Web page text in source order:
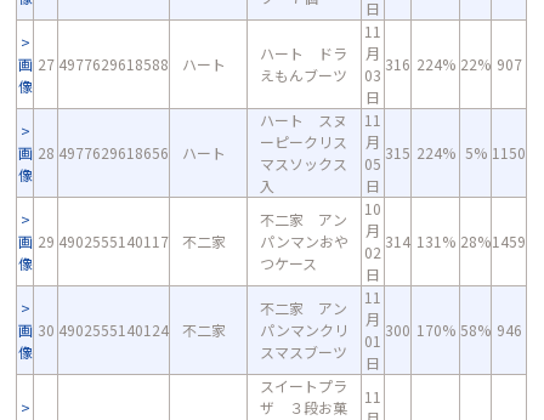
日
画
像
27 4977629618588 ハート
ハート ドラ
えもんブーツ
11
月
03
日
316 224% 22% 907
画
像
28 4977629618656 ハート
ハート スヌ
ーピークリス
マスソックス
入
11
月
05
日
315 224% 5% 1150
画
像
29 4902555140117 不二家
不二家 アン
パンマンおや
つケース
10
月
02
日
314 131% 28%1459
画
像
30 4902555140124 不二家
不二家 アン
パンマンクリ
スマスブーツ
11
月
01
日
300 170% 58% 946
スイートプラ
ザ ３段お菓
11